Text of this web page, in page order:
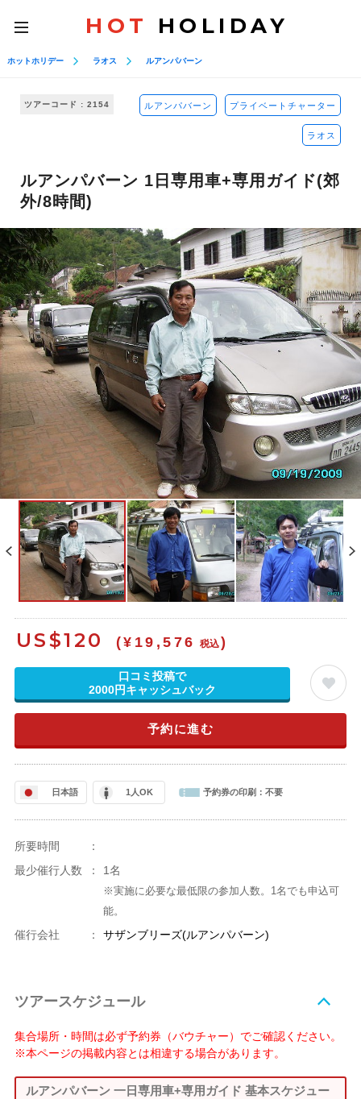
toggle
navigation
HOT HOLIDAY
ホットホリデー ラオス ルアンパバーン
ツアーコード : 2154 ルアンパバーン プライベートチャーター
ラオス
ルアンパバーン 1日専用車+専用ガイド(郊
外/8時間)
US$120 (¥19,576 税込)
口コミ投稿で
2000円キャッシュバック
予約に進む
日本語 1人OK 予約券の印刷： 不要
所要時間
：
最少催行人数
： 1名
※実施に必要な最低限の参加人数。1名でも申込可
能。
催行会社 ： サザンブリーズ(ルアンパバーン)
ツアースケジュール
集合場所・時間は必ず予約券（バウチャー）でご確認ください。
※本ページの掲載内容とは相違する場合があります。
ルアンパバーン 一日専用車+専用ガイド 基本スケジュー